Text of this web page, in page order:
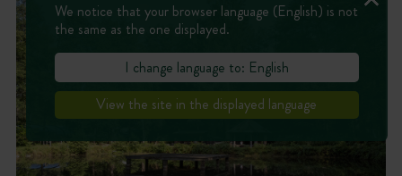
We notice that your browser language (English) is not
the same as the one displayed.
I change language to: English
View the site in the displayed language